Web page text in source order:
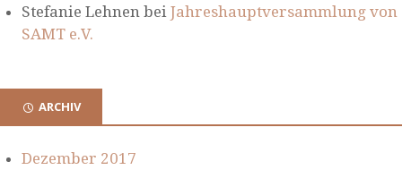
Stefanie Lehnen bei Jahreshauptversammlung von
SAMT e.V.
ARCHIV
Dezember 2017